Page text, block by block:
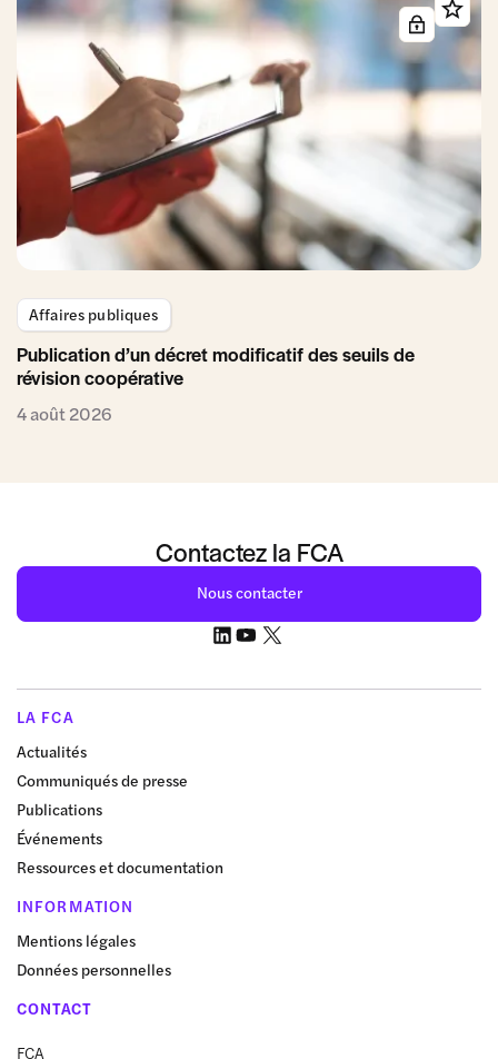
Affaires publiques
Publication d’un décret modificatif des seuils de
révision coopérative
4 août 2026
Contactez la FCA
Nous contacter
LA FCA
Actualités
Communiqués de presse
Publications
Événements
Ressources et documentation
INFORMATION
Mentions légales
Données personnelles
CONTACT
FCA